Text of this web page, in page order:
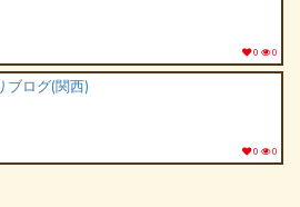
0 0
ブログ(関西)
0 0